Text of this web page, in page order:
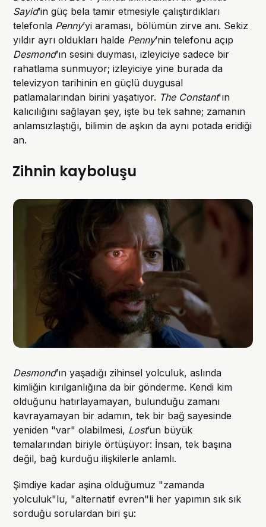
Sayid’in güç bela tamir etmesiyle çalıştırdıkları
telefonla Penny’yi araması, bölümün zirve anı. Sekiz
yıldır ayrı oldukları halde Penny’nin telefonu açıp
Desmond’ın sesini duyması, izleyiciye sadece bir
rahatlama sunmuyor; izleyiciye yine burada da
televizyon tarihinin en güçlü duygusal
patlamalarından birini yaşatıyor. The Constant'ın
kalıcılığını sağlayan şey, işte bu tek sahne; zamanın
anlamsızlaştığı, bilimin de aşkın da aynı potada eridiği
an.
Zihnin kayboluşu
Desmond’ın yaşadığı zihinsel yolculuk, aslında
kimliğin kırılganlığına da bir gönderme. Kendi kim
olduğunu hatırlayamayan, bulunduğu zamanı
kavrayamayan bir adamın, tek bir bağ sayesinde
yeniden "var" olabilmesi, Lost’un büyük
temalarından biriyle örtüşüyor: İnsan, tek başına
değil, bağ kurduğu ilişkilerle anlamlı.
Şimdiye kadar aşina olduğumuz "zamanda
yolculuk"lu, "alternatif evren"li her yapımın sık sık
sorduğu sorulardan biri şu: